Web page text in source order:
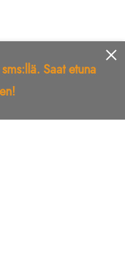
Saat etuna